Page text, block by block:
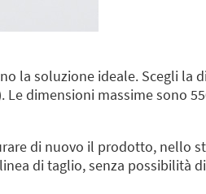
la soluzione ideale. Scegli la
dimensioni massime sono
di nuovo il prodotto, nello
di taglio, senza possibilità